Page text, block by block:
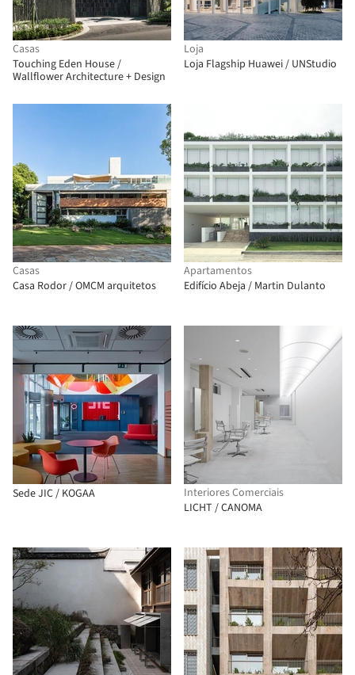
Casas
Touching Eden House /
Wallflower Architecture + Design
Loja
Loja Flagship Huawei / UNStudio
Casas
Casa Rodor / OMCM arquitetos
Apartamentos
Edifício Abeja / Martin Dulanto
Sede JIC / KOGAA
Interiores Comerciais
LICHT / CANOMA